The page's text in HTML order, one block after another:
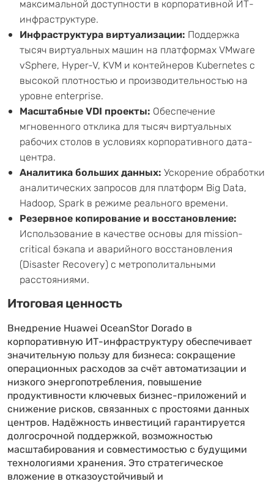
максимальной доступности в корпоративной ИТ-
инфраструктуре.
Инфраструктура виртуализации: Поддержка
тысяч виртуальных машин на платформах VMware
vSphere, Hyper-V, KVM и контейнеров Kubernetes с
высокой плотностью и производительностью на
уровне enterprise.
Масштабные VDI проекты: Обеспечение
мгновенного отклика для тысяч виртуальных
рабочих столов в условиях корпоративного дата-
центра.
Аналитика больших данных: Ускорение обработки
аналитических запросов для платформ Big Data,
Hadoop, Spark в режиме реального времени.
Резервное копирование и восстановление:
Использование в качестве основы для mission-
critical бэкапа и аварийного восстановления
(Disaster Recovery) с метрополитальными
расстояниями.
Итоговая ценность
Внедрение Huawei OceanStor Dorado в
корпоративную ИТ-инфраструктуру обеспечивает
значительную пользу для бизнеса: сокращение
операционных расходов за счёт автоматизации и
низкого энергопотребления, повышение
продуктивности ключевых бизнес-приложений и
снижение рисков, связанных с простоями данных
центров. Надёжность инвестиций гарантируется
долгосрочной поддержкой, возможностью
масштабирования и совместимостью с будущими
технологиями хранения. Это стратегическое
вложение в отказоустойчивый и